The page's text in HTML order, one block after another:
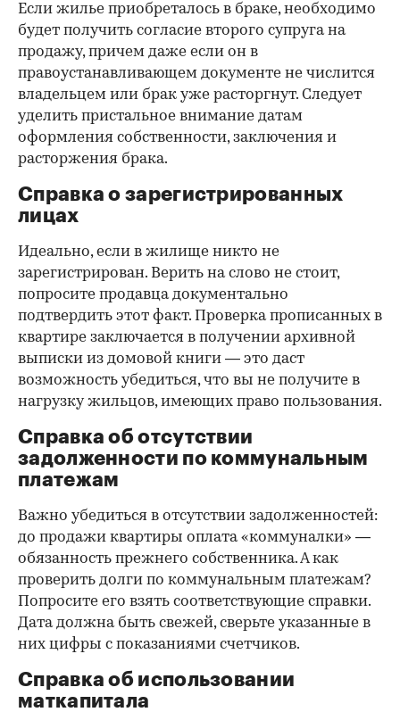
Если жилье приобреталось в браке, необходимо
будет получить согласие второго супруга на
продажу, причем даже если он в
правоустанавливающем документе не числится
владельцем или брак уже расторгнут. Следует
уделить пристальное внимание датам
оформления собственности, заключения и
расторжения брака.
Справка о зарегистрированных
лицах
Идеально, если в жилище никто не
зарегистрирован. Верить на слово не стоит,
попросите продавца документально
подтвердить этот факт. Проверка прописанных в
квартире заключается в получении архивной
выписки из домовой книги — это даст
возможность убедиться, что вы не получите в
нагрузку жильцов, имеющих право пользования.
Справка об отсутствии
задолженности по коммунальным
платежам
Важно убедиться в отсутствии задолженностей:
до продажи квартиры оплата «коммуналки» —
обязанность прежнего собственника. А как
проверить долги по коммунальным платежам?
Попросите его взять соответствующие справки.
Дата должна быть свежей, сверьте указанные в
них цифры с показаниями счетчиков.
Справка об использовании
маткапитала